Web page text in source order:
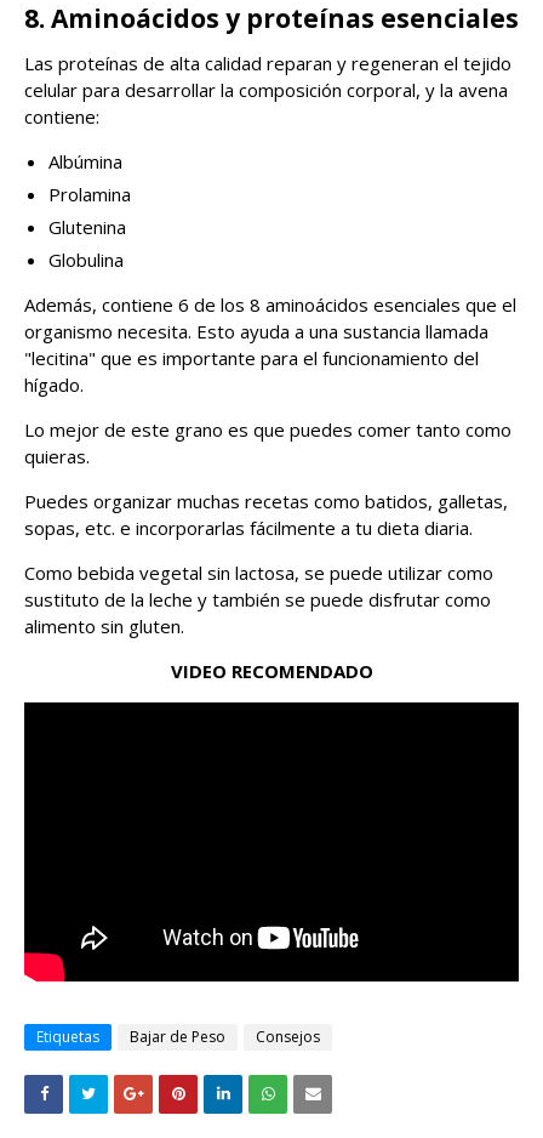
8. Aminoácidos y proteínas esenciales
Las proteínas de alta calidad reparan y regeneran el tejido
celular para desarrollar la composición corporal, y la avena
contiene:
Albúmina
Prolamina
Glutenina
Globulina
Además, contiene 6 de los 8 aminoácidos esenciales que el
organismo necesita. Esto ayuda a una sustancia llamada
"lecitina" que es importante para el funcionamiento del
hígado.
Lo mejor de este grano es que puedes comer tanto como
quieras.
Puedes organizar muchas recetas como batidos, galletas,
sopas, etc. e incorporarlas fácilmente a tu dieta diaria.
Como bebida vegetal sin lactosa, se puede utilizar como
sustituto de la leche y también se puede disfrutar como
alimento sin gluten.
VIDEO RECOMENDADO
Etiquetas Bajar de Peso Consejos